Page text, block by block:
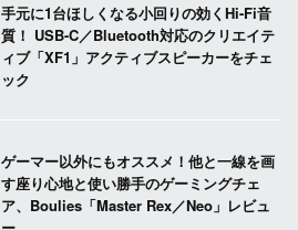
手元に1台ほしくなる小回りの効くHi-Fi音
質！ USB-C／Bluetooth対応のクリエイテ
ィブ「XF1」アクティブスピーカーをチェ
ック
ゲーマー以外にもオススメ！他と一線を画
す座り心地と使い勝手のゲーミングチェ
ア、Boulies「Master Rex／Neo」レビュ